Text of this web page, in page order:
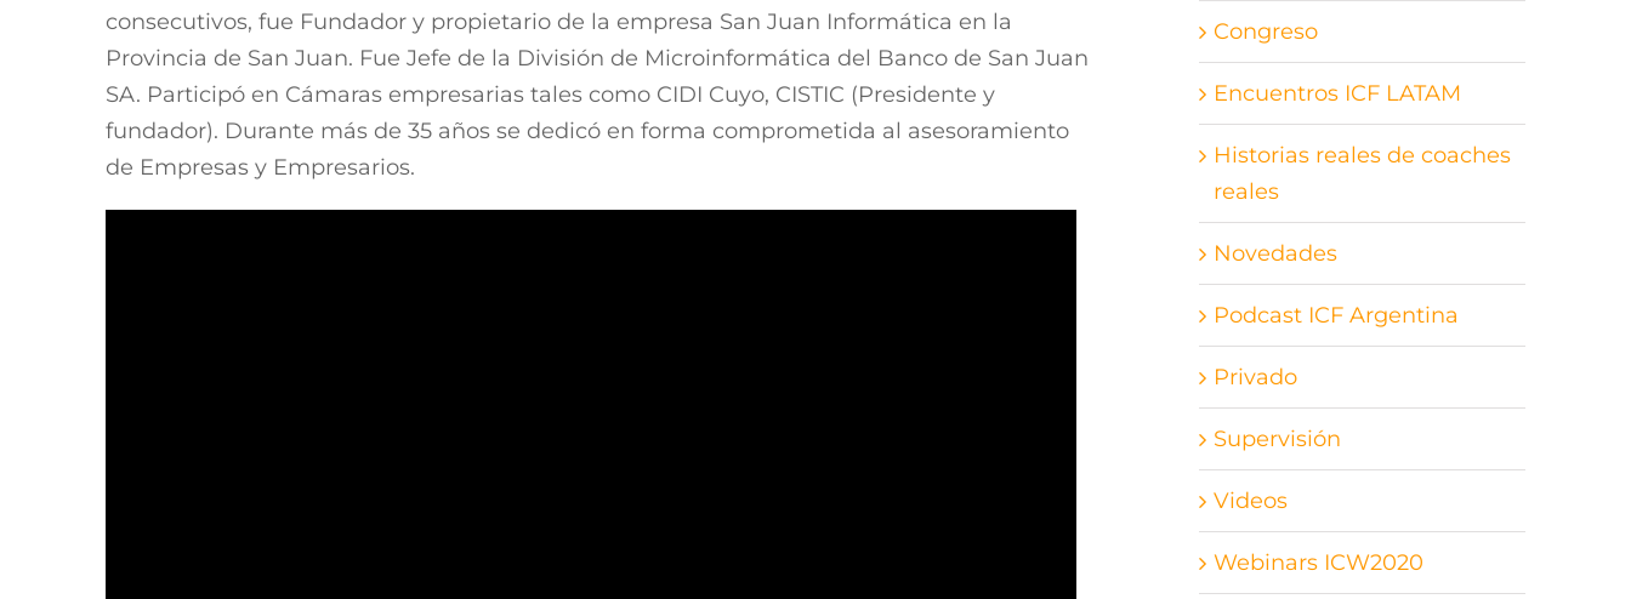
consecutivos, fue Fundador y propietario de la empresa San Juan Informática en la
Provincia de San Juan. Fue Jefe de la División de Microinformática del Banco de San Juan
SA. Participó en Cámaras empresarias tales como CIDI Cuyo, CISTIC (Presidente y
fundador). Durante más de 35 años se dedicó en forma comprometida al asesoramiento
de Empresas y Empresarios.
Congreso
Encuentros ICF LATAM
Historias reales de coaches
reales
Novedades
Podcast ICF Argentina
Privado
Supervisión
Videos
Webinars ICW2020